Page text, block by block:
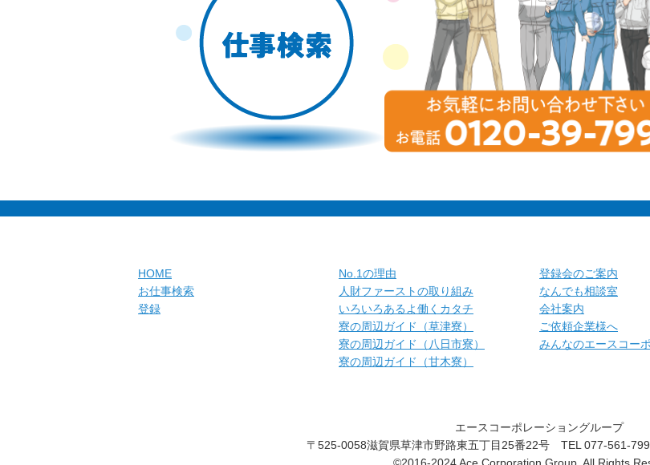
HOME
お仕事検索
登録
No.1の理由
人財ファーストの取り組み
いろいろあるよ働くカタチ
寮の周辺ガイド（草津寮）
寮の周辺ガイド（八日市寮）
寮の周辺ガイド（甘木寮）
登録会のご案内
なんでも相談室
会社案内
ご依頼企業様へ
みんなのエースコー
エースコーポレーショングループ
〒525-0058滋賀県草津市野路東五丁目25番22号 TEL 077-561-
©2016-2024 Ace Corporation Group. All Rights